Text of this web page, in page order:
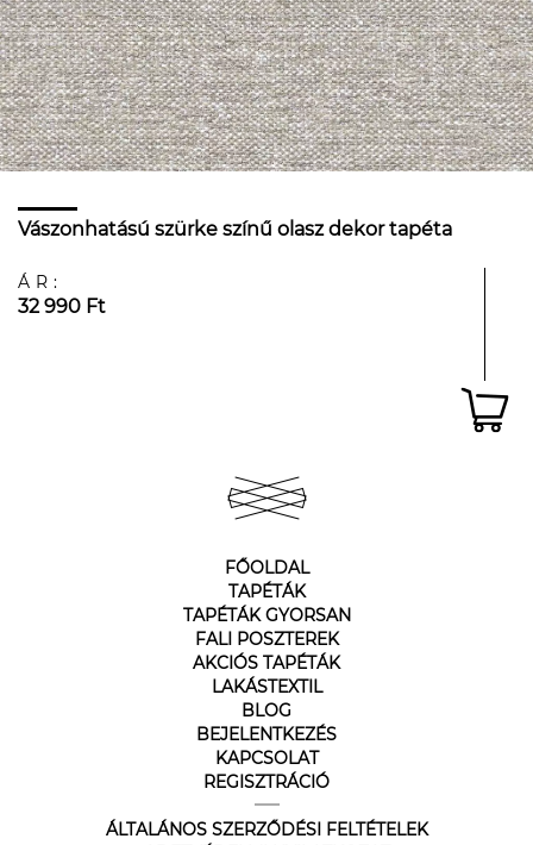
Vászonhatású szürke színű olasz dekor tapéta
ÁR:
32 990 Ft
FŐOLDAL
TAPÉTÁK
TAPÉTÁK GYORSAN
FALI POSZTEREK
AKCIÓS TAPÉTÁK
LAKÁSTEXTIL
BLOG
BEJELENTKEZÉS
KAPCSOLAT
REGISZTRÁCIÓ
ÁLTALÁNOS SZERZŐDÉSI FELTÉTELEK